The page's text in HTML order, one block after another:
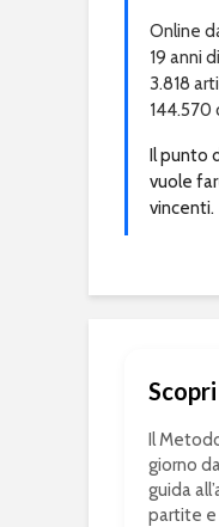
Online
19 anni
3.818
Il punto
vuole
vincenti.
Il
giorno
guida
partite e